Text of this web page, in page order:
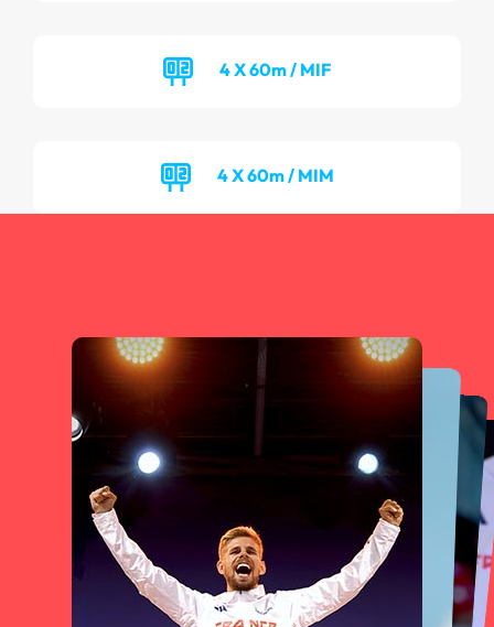
4 X 60m / MIF
4 X 60m / MIM